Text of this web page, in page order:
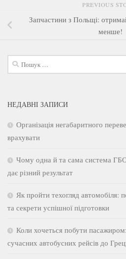
PREVIOUS
Запчастини з Польщі:
менше!
Пошук:
НЕДАВНІ ЗАПИСИ
Організація негабаритного
врахувати
Чому одна й та сама система
дає різний результат
Як пройти техогляд автомобіля:
та секрети успішної підготовки
Коли хочеться побути
сучасних автобусних рейсів до